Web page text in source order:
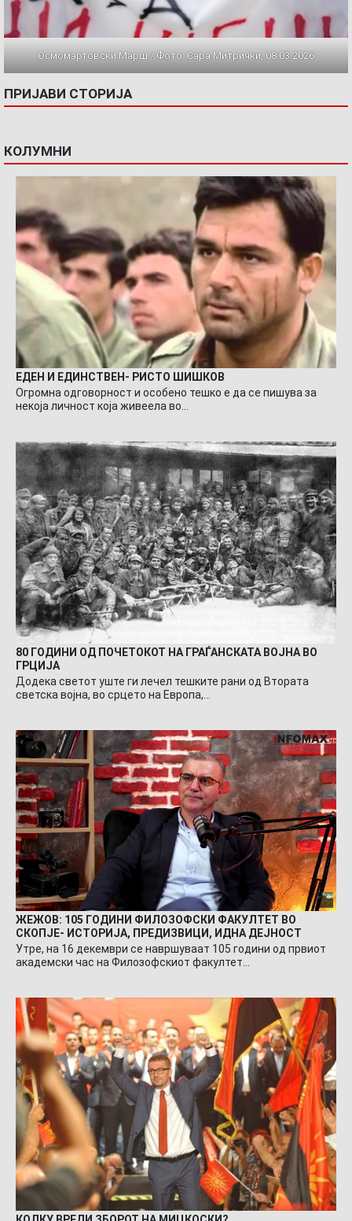
Осмомартовски Марш / Фото: Сара Митрички, 08.03.2026
ПРИЈАВИ СТОРИЈА
КОЛУМНИ
ЕДЕН И ЕДИНСТВЕН- РИСТО ШИШКОВ
Огромна одговорност и особено тешко е да се пишува за
некоја личност која живеела во…
80 ГОДИНИ ОД ПОЧЕТОКОТ НА ГРАЃАНСКАТА ВОЈНА ВО
ГРЦИЈА
Додека светот уште ги лечел тешките рани од Втората
светска војна, во срцето на Европа,…
ЖЕЖОВ: 105 ГОДИНИ ФИЛОЗОФСКИ ФАКУЛТЕТ ВО
СКОПЈЕ- ИСТОРИЈА, ПРЕДИЗВИЦИ, ИДНА ДЕЈНОСТ
Утре, на 16 декември се навршуваат 105 години од првиот
академски час на Филозофскиот факултет…